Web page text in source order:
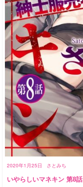
2020年1月25日 さとみち
いやらしいマネキン 第8話